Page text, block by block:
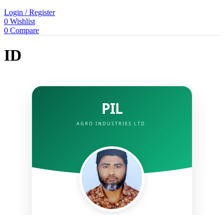
Login / Register
0 Wishlist
0 Compare
ID
PIL
AGRO INDUSTRIES LTD.